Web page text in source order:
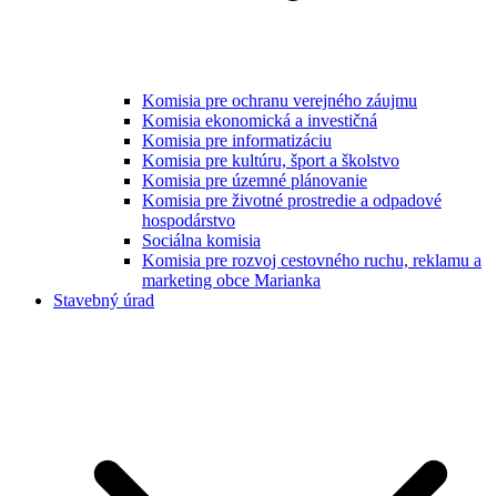
Komisia pre ochranu verejného záujmu
Komisia ekonomická a investičná
Komisia pre informatizáciu
Komisia pre kultúru, šport a školstvo
Komisia pre územné plánovanie
Komisia pre životné prostredie a odpadové
hospodárstvo
Sociálna komisia
Komisia pre rozvoj cestovného ruchu, reklamu a
marketing obce Marianka
Stavebný úrad